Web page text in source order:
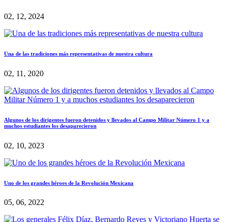
02, 12, 2024
Una de las tradiciones más representativas de nuestra cultura
02, 11, 2020
Algunos de los dirigentes fueron detenidos y llevados al Campo Militar Número 1 y a
muchos estudiantes los desaparecieron
02, 10, 2023
Uno de los grandes héroes de la Revolución Mexicana
05, 06, 2022